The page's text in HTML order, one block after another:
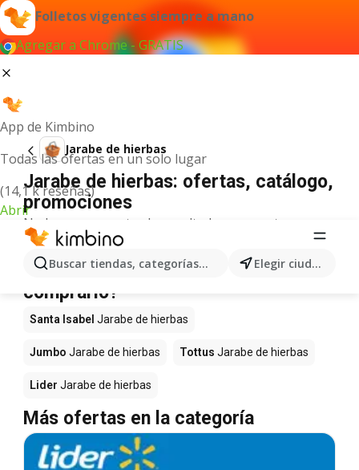
Folletos vigentes siempre a mano
Agregar a Chrome - GRATIS
App de Kimbino
Todas las ofertas en un solo lugar
(14,1 k reseñas)
Abrir
Buscar tiendas, categorías, productos... Elegir ciudad
Jarabe de hierbas
Jarabe de hierbas: ofertas, catálogo,
promociones
No hemos encontrado resultados para este
término.
Jarabe de hierbas en oferta - ¿Dónde
comprarlo?
Santa Isabel Jarabe de hierbas
Jumbo Jarabe de hierbas Tottus Jarabe de hierbas
Lider Jarabe de hierbas
Más ofertas en la categoría